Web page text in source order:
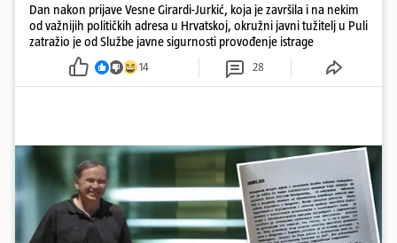
Dan nakon prijave Vesne Girardi-Jurkić, koja je završila i na nekim
od važnijih političkih adresa u Hrvatskoj, okružni javni tužitelj u Puli
zatražio je od Službe javne sigurnosti provođenje istrage
14 28